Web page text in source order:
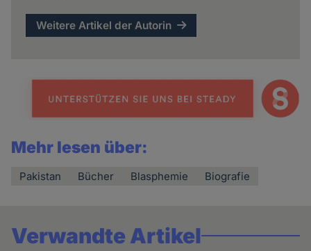
Weitere Artikel der Autorin
Mehr lesen über:
Pakistan Bücher Blasphemie Biografie
Verwandte Artikel